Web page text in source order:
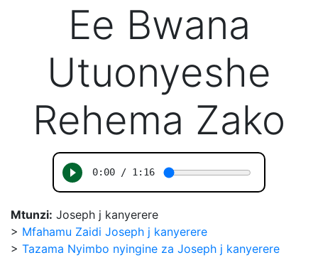
Ee Bwana
Utuonyeshe
Rehema Zako
Mtunzi: Joseph j kanyerere
> Mfahamu Zaidi Joseph j kanyerere
> Tazama Nyimbo nyingine za Joseph j kanyerere